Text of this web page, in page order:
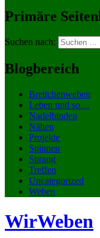
Primäre
Suchen nach:
Blogbereich
Brettchenweben
Leben und so…
Nadelbinden
Nähen
Projekte
Spinnen
Sprang
Treffen
Uncategorized
Weben
WirWeben